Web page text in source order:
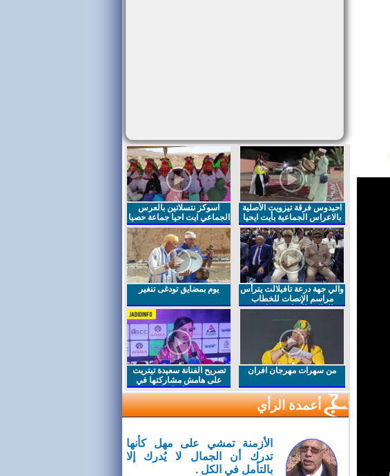
احيدوس فرقة تيزويت الأصلية
بالاعراس الجماعية بأيت ايحيا
اسوكز نتسلاتين بالعرس
الجماعي ايت احيا جماعة حصيا
والي جهة درعة تافيلالت يترأس
مراسم الإنصات للخطاب
الملكي السامي بمناسبة
يوم بمضايق تودغى تنغير
من سهرات مهرجان افران
تصريح الفنانة سعيدة تيتريت
على هامش مشاركتها في
مهرجان افران
أعمدة الرأي
الأزمنة تمشي على مهل كأنها
تدرك أن الجمال لا يُدرك إلا
بالتأمل في الكل .